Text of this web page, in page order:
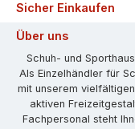
Sicher Einkaufen
Über uns
Schuh- und
Als Einzelhändler für
mit unserem
aktiven
Fachpersonal steht